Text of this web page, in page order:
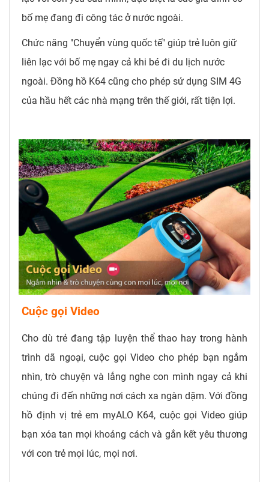
bố mẹ đang đi công tác ở nước ngoài.
Chức năng "Chuyển vùng quốc tế" giúp trẻ luôn giữ
liên lạc với bố mẹ ngay cả khi bé đi du lịch nước
ngoài. Đồng hồ K64 cũng cho phép sử dụng SIM 4G
của hầu hết các nhà mạng trên thế giới, rất tiện lợi.
Cuộc gọi Video
Cho dù trẻ đang tập luyện thể thao hay trong hành
trình dã ngoại, cuộc gọi Video cho phép bạn ngắm
nhìn, trò chuyện và lắng nghe con mình ngay cả khi
chúng đi đến những nơi cách xa ngàn dặm. Với đồng
hồ định vị trẻ em myALO K64, cuộc gọi Video giúp
bạn xóa tan mọi khoảng cách và gắn kết yêu thương
với con trẻ mọi lúc, mọi nơi.